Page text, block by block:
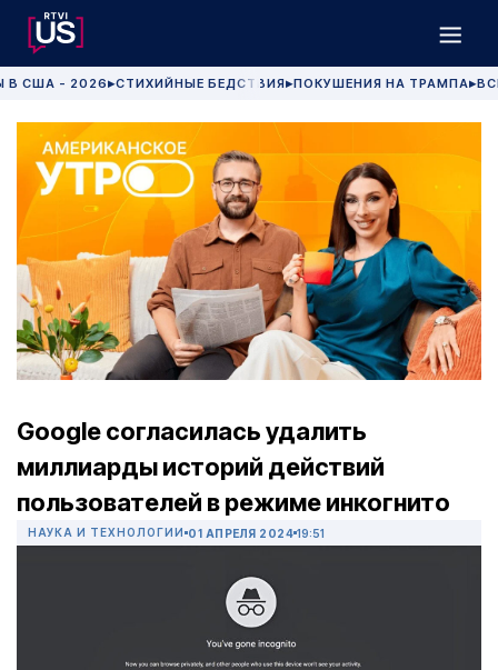
В США - 2026 ▶СТИХИЙНЫЕ БЕДСТВИЯ▶ПОКУШЕНИЯ НА ТРАМПА▶
Google согласилась удалить
миллиарды историй действий
пользователей в режиме инкогнито
НАУКА И ТЕХНОЛОГИИ 01 АПРЕЛЯ 2024 19:51